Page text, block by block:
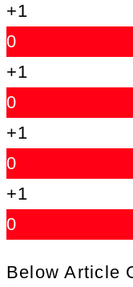
+1
0
+1
0
+1
0
+1
0
Below Article